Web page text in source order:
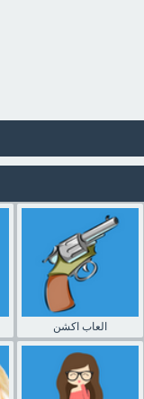
العاب اكشن